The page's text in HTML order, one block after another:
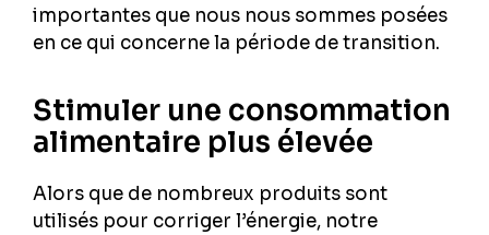
importantes que nous nous sommes posées
en ce qui concerne la période de transition.
Stimuler une consommation
alimentaire plus élevée
Alors que de nombreux produits sont
utilisés pour corriger l’énergie, notre